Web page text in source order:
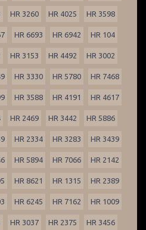
HR 3260 HR 4025 HR 3598
HR 6693 HR 6942 HR 104
HR 3153 HR 4492 HR 3002
HR 3330 HR 5780 HR 7468
HR 3588 HR 4191 HR 4617
HR 2469 HR 3442 HR 5886
HR 2334 HR 3283 HR 3439
HR 5894 HR 7066 HR 2142
HR 8621 HR 1315 HR 2389
HR 6245 HR 7162 HR 1009
HR 3037 HR 2375 HR 3456